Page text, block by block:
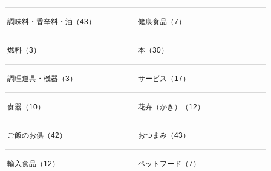
調味料・香辛料・油（43） 健康食品（7）
燃料（3） 本（30）
調理道具・機器（3） サービス（17）
食器（10） 花卉（かき）（12）
ご飯のお供（42） おつまみ（43）
輸入食品（12） ペットフード（7）